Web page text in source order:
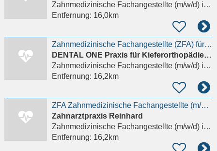
Zahnmedizinische Fachangestellte (m/w/d)in München
Entfernung: 16,0km
Zahnmedizinische Fachangestellte (ZFA) für Kieferorthopädie (KFO) (m/w/d)
DENTAL ONE Praxis für Kieferorthopädie Dr. Eva Huff
Zahnmedizinische Fachangestellte (m/w/d)in München
Entfernung: 16,2km
ZFA Zahnmedizinische Fachangestellte (m/w/d) als Schlüsselposition
Zahnarztpraxis Reinhard
Zahnmedizinische Fachangestellte (m/w/d)in München, Schwabing-West
Entfernung: 16,2km